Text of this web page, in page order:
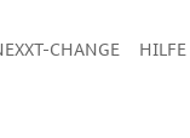
CHANGE